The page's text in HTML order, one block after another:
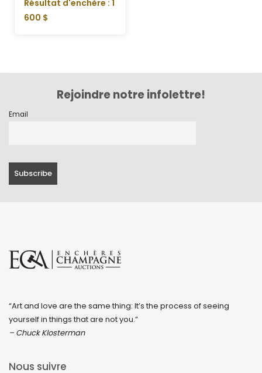
Résultat d'enchère : 1
600 $
Rejoindre notre infolettre!
Email
“Art and love are the same thing: It’s the process of seeing
yourself in things that are not you.”
– Chuck Klosterman
Nous suivre